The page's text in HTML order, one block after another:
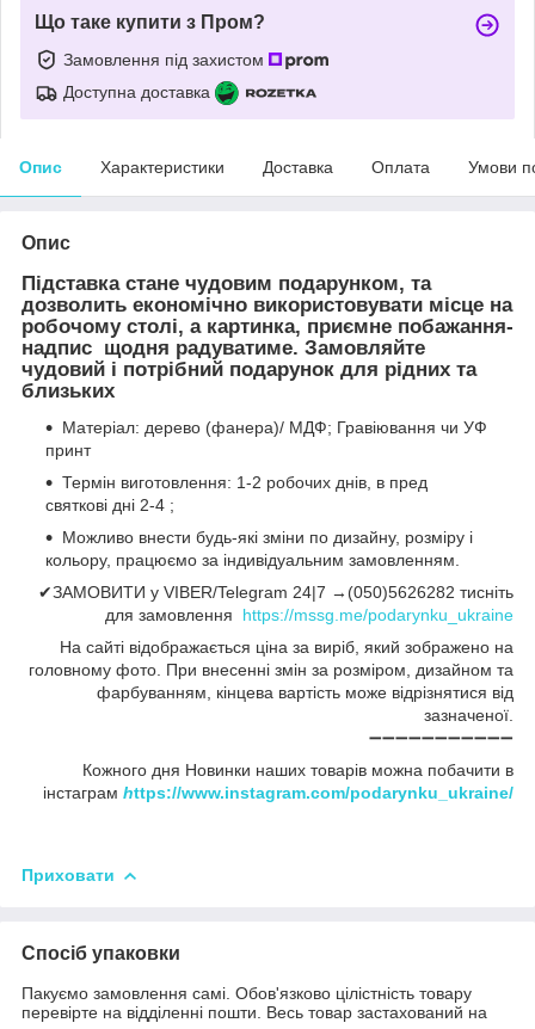
Що таке купити з Пром?
Замовлення під захистом
Доступна доставка
Опис Характеристики Доставка Оплата Умови
Опис
Підставка стане чудовим подарунком, та
дозволить економічно використовувати місце на
робочому столі, а картинка, приємне побажання-
надпис щодня радуватиме. Замовляйте
чудовий і потрібний подарунок для рідних та
близьких
Матеріал: дерево (фанера)/ МДФ; Гравіювання чи УФ
принт
Термін виготовлення: 1-2 робочих днів, в пред
святкові дні 2-4 ;
Можливо внести будь-які зміни по дизайну, розміру і
кольору, працюємо за індивідуальним замовленням.
✔ЗАМОВИТИ у VIBER/Telegram 24|7 →(050)5626282 тисніть
для замовлення https://mssg.me/podarynku_ukraine
На сайті відображається ціна за виріб, який зображено на
головному фото. При внесенні змін за розміром, дизайном та
фарбуванням, кінцева вартість може відрізнятися від
зазначеної.
➖➖➖➖➖➖➖➖➖➖➖
Кожного дня Новинки наших товарів можна побачити в
інстаграм https://www.instagram.com/podarynku_ukraine/
Приховати
Спосіб упаковки
Пакуємо замовлення самі. Обов'язково цілістність товару
перевірте на відділенні пошти. Весь товар застахований на